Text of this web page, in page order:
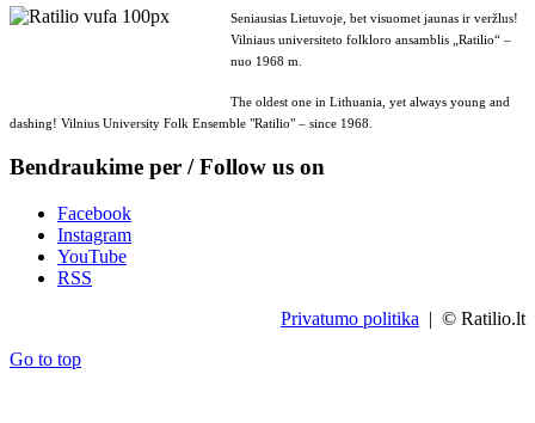
Seniausias Lietuvoje, bet visuomet jaunas ir veržlus!
Vilniaus universiteto folkloro ansamblis „Ratilio“ –
nuo 1968 m.
The oldest one in Lithuania, yet always young and
dashing! Vilnius University Folk Ensemble "Ratilio" – since 1968.
Bendraukime per / Follow us on
Facebook
Instagram
YouTube
RSS
Privatumo politika | © Ratilio.lt
Go to top